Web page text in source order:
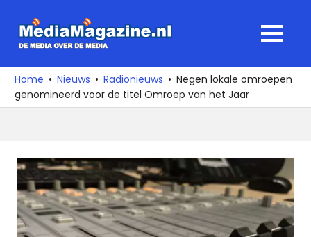
naar
media
over
de
MENU
Home Nieuws Radionieuws
Negen lokale omroepen
genomineerd voor de titel Omroep van het Jaar